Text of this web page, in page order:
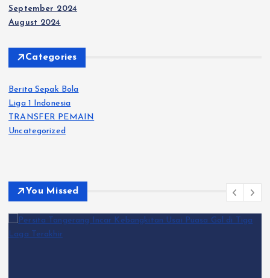
September 2024
August 2024
Categories
Berita Sepak Bola
Liga 1 Indonesia
TRANSFER PEMAIN
Uncategorized
You Missed